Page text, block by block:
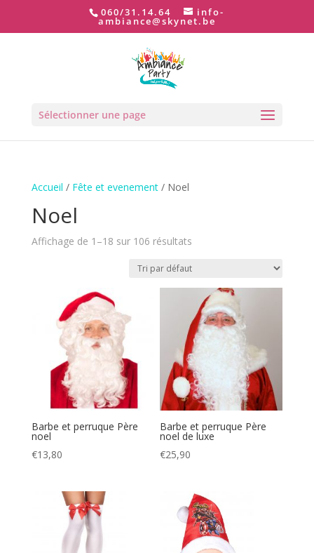
060/31.14.64 info-
ambiance@skynet.be
Sélectionner une page
Accueil / Fête et evenement/ Noel
Noel
Affichage de 1–18 sur 106 résultats
Barbe et perruque Père
noel
€13,80
Barbe et perruque Père
noel de luxe
€25,90